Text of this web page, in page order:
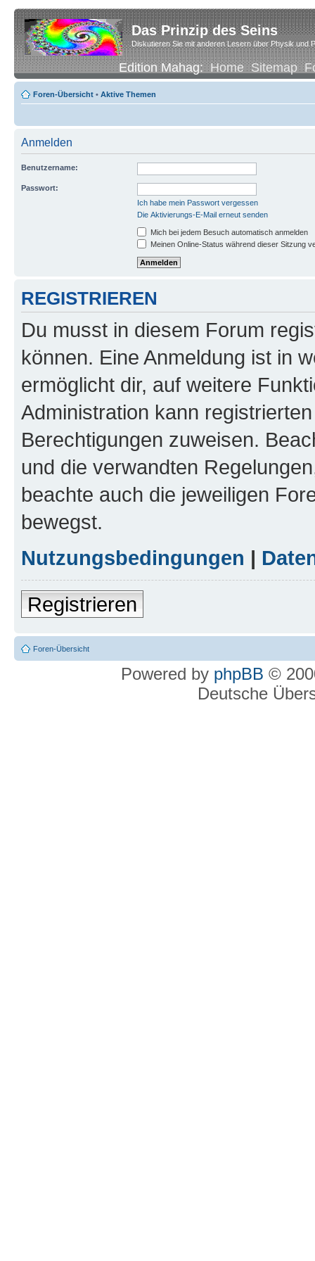
Das Prinzip des Seins
Diskutieren Sie mit anderen Lesern über Physik und
Edition Mahag:Home Sitemap
Foren-Übersicht • Aktive Themen
Anmelden
Benutzername:
Passwort:
Ich habe mein Passwort vergessen
Die Aktivierungs-E-Mail erneut senden
Mich bei jedem Besuch automatisch anmelden
Meinen Online-Status während dieser Sitzung
REGISTRIEREN
Du musst in diesem Forum
können. Eine Anmeldung ist in
ermöglicht dir, auf weitere
Administration kann
Berechtigungen zuweisen.
und die verwandten
beachte auch die jeweiligen
bewegst.
Nutzungsbedingungen |
Registrieren
Foren-Übersicht
Powered by phpBB ©
Deutsche